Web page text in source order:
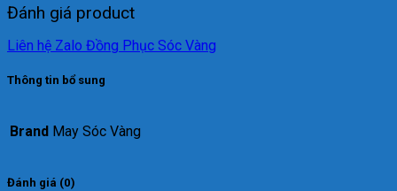
Đánh giá product
Liên hệ Zalo Đồng Phục Sóc Vàng
Thông tin bổ sung
Brand May Sóc Vàng
Đánh giá (0)